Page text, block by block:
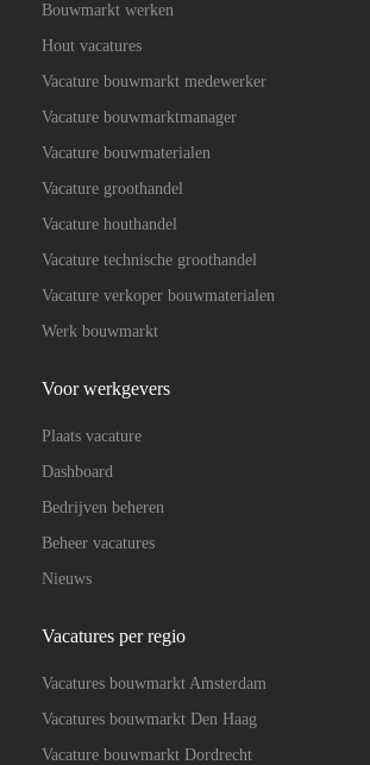
Bouwmarkt werken
Hout vacatures
Vacature bouwmarkt medewerker
Vacature bouwmarktmanager
Vacature bouwmaterialen
Vacature groothandel
Vacature houthandel
Vacature technische groothandel
Vacature verkoper bouwmaterialen
Werk bouwmarkt
Voor werkgevers
Plaats vacature
Dashboard
Bedrijven beheren
Beheer vacatures
Nieuws
Vacatures per regio
Vacatures bouwmarkt Amsterdam
Vacatures bouwmarkt Den Haag
Vacature bouwmarkt Dordrecht